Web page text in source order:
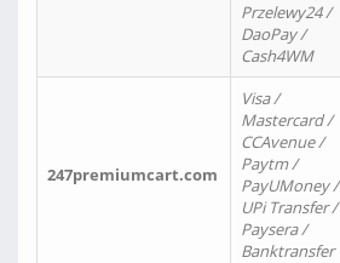
Przelewy24 /
DaoPay /
Cash4WM
247premiumcart.com
Visa /
Mastercard /
CCAvenue /
Paytm /
PayUMoney /
UPi Transfer /
Paysera /
Banktransfer